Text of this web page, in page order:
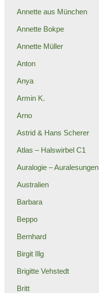
Annette aus München
Annette Bokpe
Annette Müller
Anton
Anya
Armin K.
Arno
Astrid & Hans Scherer
Atlas – Halswirbel C1
Auralogie – Auralesungen
Australien
Barbara
Beppo
Bernhard
Birgit Illg
Brigitte Vehstedt
Britt